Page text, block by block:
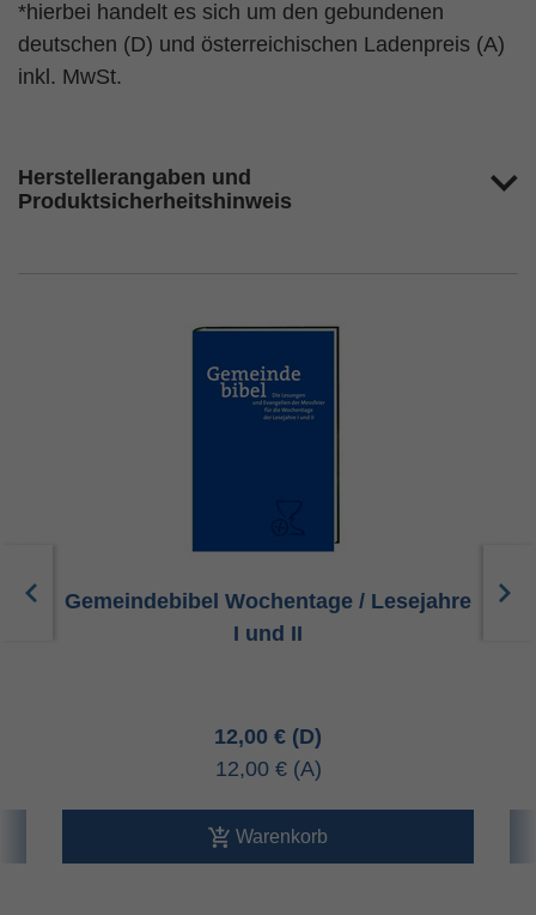
*hierbei handelt es sich um den gebundenen
deutschen (D) und österreichischen Ladenpreis (A)
inkl. MwSt.
Herstellerangaben und
Produktsicherheitshinweis
Gemeindebibel Wochentage / Lesejahre
I und II
12,00 €
12,00 €
Warenkorb